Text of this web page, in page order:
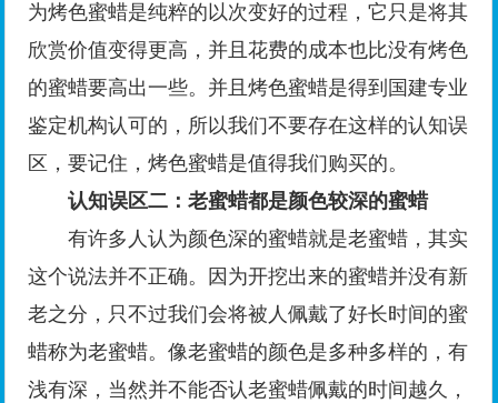
为烤色蜜蜡是纯粹的以次变好的过程，它只是将其
欣赏价值变得更高，并且花费的成本也比没有烤色
的蜜蜡要高出一些。并且烤色蜜蜡是得到国建专业
鉴定机构认可的，所以我们不要存在这样的认知误
区，要记住，烤色蜜蜡是值得我们购买的。
认知误区二：老蜜蜡都是颜色较深的蜜蜡
有许多人认为颜色深的蜜蜡就是老蜜蜡，其实
这个说法并不正确。因为开挖出来的蜜蜡并没有新
老之分，只不过我们会将被人佩戴了好长时间的蜜
蜡称为老蜜蜡。像老蜜蜡的颜色是多种多样的，有
浅有深，当然并不能否认老蜜蜡佩戴的时间越久，